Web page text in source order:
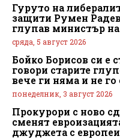
Гуруто на
защити Румен
глупав министър
сряда, 5 август 2026
Бойко Борисов си е
говори старите
вече ги няма и не
понеделник, 3 август 2026
Прокурори с ново
сменят
джуджета с